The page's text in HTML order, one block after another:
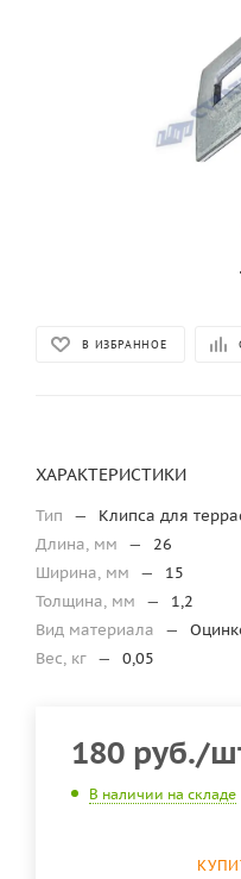
В ИЗБРАННОЕ
ХАРАКТЕРИСТИКИ
Тип —
Клипса для
Длина, мм
—
26
Ширина, мм
—
15
Толщина, мм
—
1,2
Вид материала
—
Вес, кг — 0,05
180 руб./
В наличии на складе